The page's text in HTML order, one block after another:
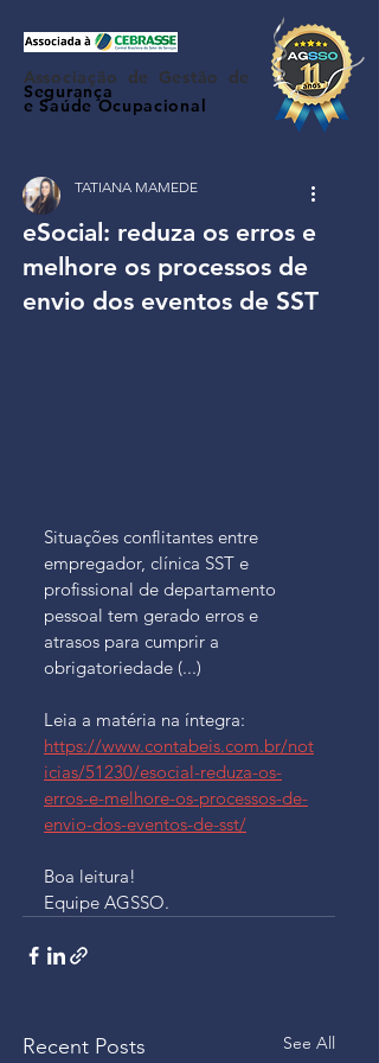
Associação de Gestão de
Segurança
e Saúde Ocupacional
eSocial: reduza os erros e
melhore os processos de
envio dos eventos de SST
TATIANA MAMEDE
Situações conflitantes entre
empregador, clínica SST e
profissional de departamento
pessoal tem gerado erros e
atrasos para cumprir a
obrigatoriedade (...)
Leia a matéria na íntegra:
https://www.contabeis.com.br/not
icias/51230/esocial-reduza-os-
erros-e-melhore-os-processos-de-
envio-dos-eventos-de-sst/
Boa leitura!
Equipe AGSSO.
Recent Posts See All